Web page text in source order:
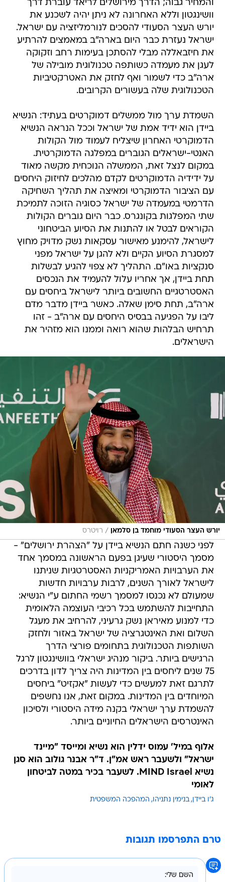
והמחיר גבוה; הדרך מירושלים לריאד עוברת דרך
וושינגטון וללא האחרונה לא ניתן יהיה לשכנע את
יורש העצר הסעודי להסכים לנורמליזציה עם ישראל.
ישראל נעזרת כבר היום בארה"ב במאמצים להרתיע
את חיזבאללה מבלי להסתכן בעימות רחב וזקוקה
לעגן את מעמדה כשותפה טכנולוגית מובילה של
ארה"ב כדי לשמור ואף לחזק את האטרקטיביות
הטכנולוגית שלה בעשורים הקרובים.
השמדת ערך מול ממשלים דמוקרטים בעתיד: הנשיא
ביידן הוא ידיד אמת של ישראל וככל הנראה הנשיא
הדמוקרטי האחרון שיצליח לעמוד מול הקולות
האנטי-ישראלים הגוברים במפלגה הדמוקרטית.
במקום לנצל זאת, הממשלה הנוכחית מקשה מאוד
על ידידיה הדמוקרטים לקדם מהלכים לחיזוק היחסים
עם הציבור הדמוקרטי ומאיצה את תהליך השחיקה
הדרמטי במעמדה של ישראל כסוגיה הזוכה לתמיכת
שתי המפלגות בקונגרס. כבר היום גוברים הקולות
הקוראים לבטל או להתנות את הסיוע הביטחוני
לישראל, להימנע מאישור עסקאות נשק מדויק מחוץ
למסגרת הסיוע הקיים ולא להגן על ישראל מפני
סנקציות באו"ם. התהליך לא צפוי להגיע לבשלות
תחת ביידן, אך אחריו עלול להעמיד את הנכסים
האסטרטגיים החשובים ביותר לישראל ביחסים עם
ארה"ב, תחת סימן שאלה. כאשר ביידן מדבר מדם
ליבו על הפגיעה בבסיס היחסים עם ארה"ב - זהו
תרחיש הבלהות שהוא רואה וממנו הוא מזהיר את
הישראלים.
יורש העצר הסעודי מוחמד בן סלמאן / רויטרס
לפני כשנה חתם הנשיא ביידן על "הצהרת ירושלים" -
מסמך היסטורי שעיגן בפעם הראשונה במסמך אחד
את הערבויות האמריקניות האסטרטגיות שניתנו
לישראל לאורך השנים, לרבות ערבויות חדשות
שמעולם לא נכנסו למסמך רשמי החתום ע"י הנשיא:
התחייבות להשתמש בכל רכיבי העוצמה הלאומית
כדי למנוע מאיראן נשק גרעיני, להרחיב את מעגל
השלום ואת האינטגרציה של ישראל באזור ולחזק
השותפות הטכנולוגית בתחומים פורצי הדרך
הרגישים ביותר. ביקור מנהיג ישראלי בוושינגטון לרגל
75 שנים ליחסים בין המדינות היה צריך לדון בדרכים
לתרגם זאת למעשים כדי לעשות "אקזיט" ביחסים
המיוחדים בין המדינות. במקום זאת, אנו נחשפים
להשמדת ערך ישראלי בקנה מידה היסטורי ולסיכון
האינטרסים הישראלים החיוניים ביותר.
אלוף במיל' עמוס ידלין הוא נשיא ומייסד "מיינד
ישראל" ולשעבר ראש אמ"ן. ד"ר אבנר גולוב הוא סגן
נשיא MIND Israel. לשעבר בכיר במטה לביטחון
לאומי
ג'ו ביידן בנימין נתניהו המהפכה המשפטית
טרם התפרסמו תגובות